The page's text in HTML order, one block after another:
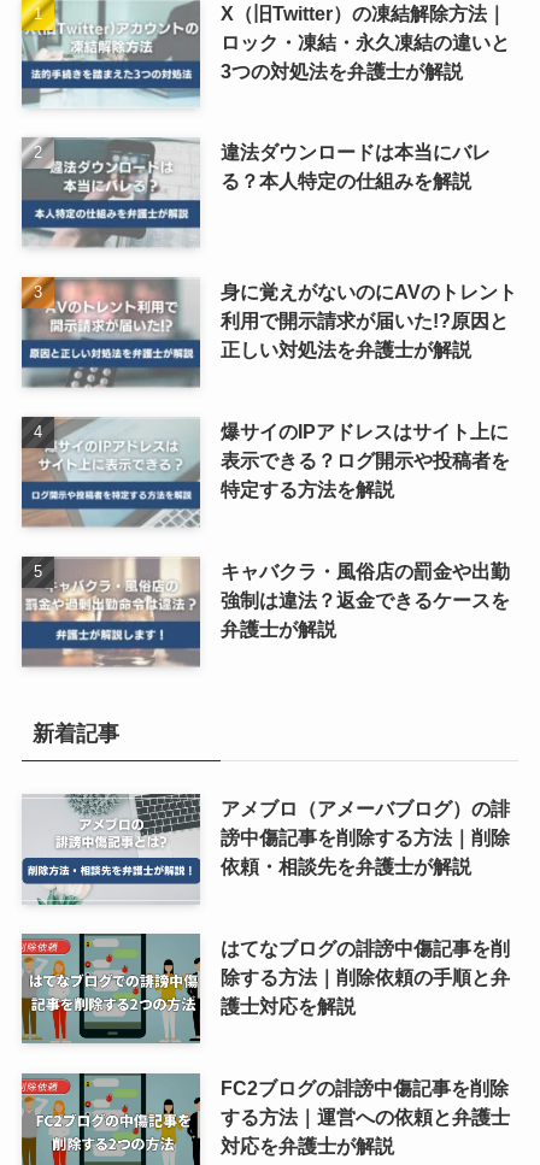
X（旧Twitter）の凍結解除方法｜
ロック・凍結・永久凍結の違いと
3つの対処法を弁護士が解説
違法ダウンロードは本当にバレ
る？本人特定の仕組みを解説
身に覚えがないのにAVのトレント
利用で開示請求が届いた!?原因と
正しい対処法を弁護士が解説
爆サイのIPアドレスはサイト上に
表示できる？ログ開示や投稿者を
特定する方法を解説
キャバクラ・風俗店の罰金や出勤
強制は違法？返金できるケースを
弁護士が解説
新着記事
アメブロ（アメーバブログ）の誹
謗中傷記事を削除する方法｜削除
依頼・相談先を弁護士が解説
はてなブログの誹謗中傷記事を削
除する方法｜削除依頼の手順と弁
護士対応を解説
FC2ブログの誹謗中傷記事を削除
する方法｜運営への依頼と弁護士
対応を弁護士が解説